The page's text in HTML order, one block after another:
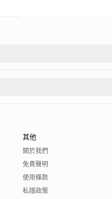
其他
關於我們
免責聲明
使用條款
私隱政策